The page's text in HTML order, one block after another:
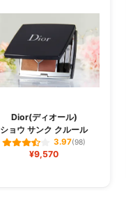
Dior(ディオール)
ショウ サンク クルール
3.97(98)
¥9,570